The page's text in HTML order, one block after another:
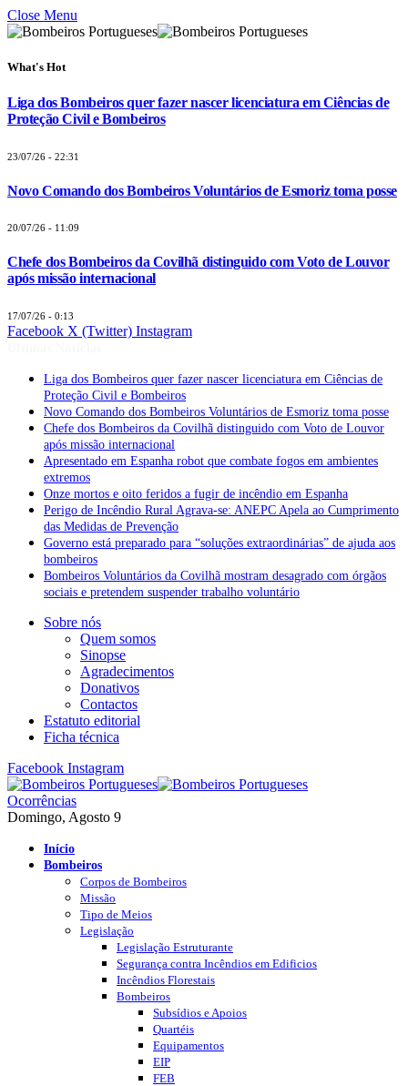
Close Menu
What's Hot
Liga dos Bombeiros quer fazer nascer licenciatura em Ciências de
Proteção Civil e Bombeiros
23/07/26 - 22:31
Novo Comando dos Bombeiros Voluntários de Esmoriz toma posse
20/07/26 - 11:09
Chefe dos Bombeiros da Covilhã distinguido com Voto de Louvor
após missão internacional
17/07/26 - 0:13
Facebook X (Twitter) Instagram
Liga dos Bombeiros quer fazer nascer licenciatura em Ciências de
Proteção Civil e Bombeiros
Novo Comando dos Bombeiros Voluntários de Esmoriz toma posse
Chefe dos Bombeiros da Covilhã distinguido com Voto de Louvor
após missão internacional
Apresentado em Espanha robot que combate fogos em ambientes
extremos
Onze mortos e oito feridos a fugir de incêndio em Espanha
Perigo de Incêndio Rural Agrava-se: ANEPC Apela ao Cumprimento
das Medidas de Prevenção
Governo está preparado para “soluções extraordinárias” de ajuda aos
bombeiros
Bombeiros Voluntários da Covilhã mostram desagrado com órgãos
sociais e pretendem suspender trabalho voluntário
Sobre nós
Quem somos
Sinopse
Agradecimentos
Donativos
Contactos
Estatuto editorial
Ficha técnica
Facebook Instagram
Ocorrências
Domingo, Agosto 9
Início
Bombeiros
Corpos de Bombeiros
Missão
Tipo de Meios
Legislação
Legislação Estruturante
Segurança contra Incêndios em Edificios
Incêndios Florestais
Bombeiros
Subsídios e Apoios
Quartéis
Equipamentos
EIP
FEB